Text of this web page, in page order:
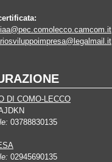
DI COMO-LECCO
03788830135
02945690135